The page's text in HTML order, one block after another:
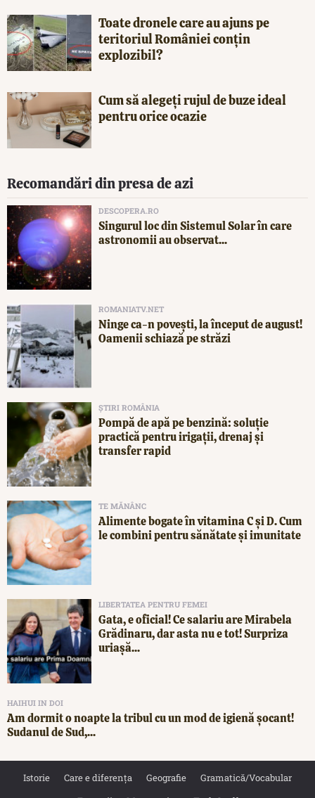
Toate dronele care au ajuns pe
teritoriul României conțin
explozibil?
Cum să alegeți rujul de buze ideal
pentru orice ocazie
Recomandări din presa de azi
DESCOPERA.RO
Singurul loc din Sistemul Solar în care
astronomii au observat...
ROMANIATV.NET
Ninge ca-n povești, la început de august!
Oamenii schiază pe străzi
ȘTIRI ROMÂNIA
Pompă de apă pe benzină: soluție
practică pentru irigații, drenaj și
transfer rapid
TE MĂNÂNC
Alimente bogate în vitamina C și D. Cum
le combini pentru sănătate și imunitate
LIBERTATEA PENTRU FEMEI
Gata, e oficial! Ce salariu are Mirabela
Grădinaru, dar asta nu e tot! Surpriza
uriașă...
HAIHUI IN DOI
Am dormit o noapte la tribul cu un mod de igienă șocant!
Sudanul de Sud,...
Istorie Care e diferența Geografie
Gramatică/Vocabular